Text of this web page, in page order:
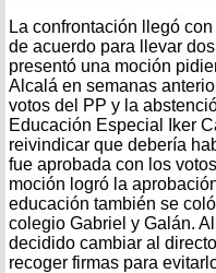
La confrontación llegó
de acuerdo para llevar
presentó una moción
Alcalá en semanas
votos del PP y la
Educación Especial Iker
reivindicar que debería
fue aprobada con los
moción logró la
educación también se
colegio Gabriel y Galán.
decidido cambiar al
recoger firmas para